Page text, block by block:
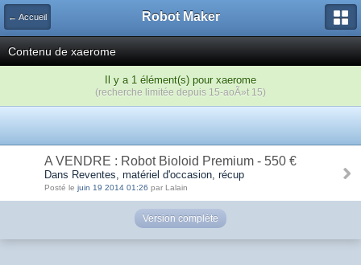
← Accueil Robot Maker
Contenu de xaerome
Il y a 1 élément(s) pour xaerome
(recherche limitée depuis 15-aoÃ»t 15)
A VENDRE : Robot Bioloid Premium - 550 €
Dans Reventes, matériel d'occasion, récup
Posté le juin 19 2014 01:26 par Lalain
Version complète